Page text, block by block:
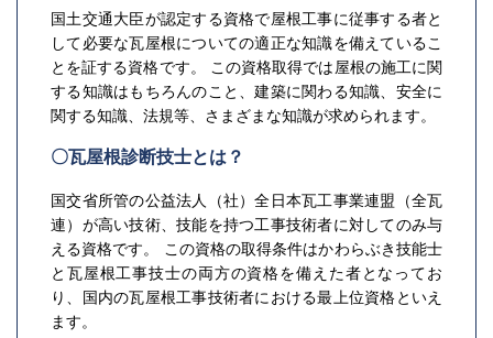
国土交通大臣が認定する資格で屋根工事に従事する者と
して必要な瓦屋根についての適正な知識を備えているこ
とを証する資格です。 この資格取得では屋根の施工に関
する知識はもちろんのこと、建築に関わる知識、安全に
関する知識、法規等、さまざまな知識が求められます。
〇瓦屋根診断技士とは？
国交省所管の公益法人（社）全日本瓦工事業連盟（全瓦
連）が高い技術、技能を持つ工事技術者に対してのみ与
える資格です。 この資格の取得条件はかわらぶき技能士
と瓦屋根工事技士の両方の資格を備えた者となってお
り、国内の瓦屋根工事技術者における最上位資格といえ
ます。